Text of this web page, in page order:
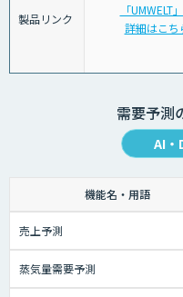
製品リンク
「UMWELT
詳細はこち
需要予測
AI・
機能名・用語
売上予測
蒸気量需要予測